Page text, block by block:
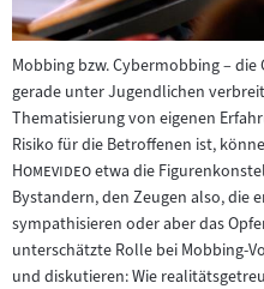
Mobbing bzw. Cybermobbing –
gerade unter Jugendlichen
Thematisierung von eigenen
Risiko für die Betroffenen ist,
Homevideo"etwa die
Bystandern, den Zeugen also, die
sympathisieren oder aber das
unterschätzte Rolle bei Mobbing-
und diskutieren: Wie